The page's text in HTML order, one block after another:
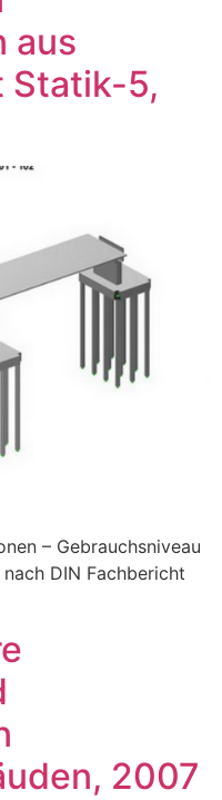
aus
Statik-5,
– Gebrauchsniveau
DIN Fachbericht
2007